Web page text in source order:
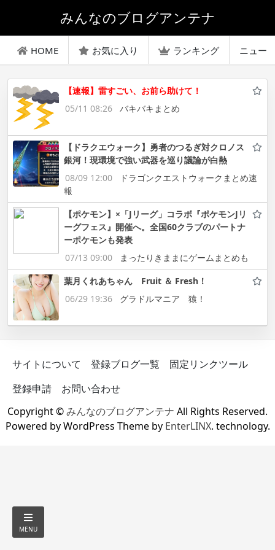
みんなのブログアンテナ
HOME お気に入り ランキング ニュー
【速報】雷すごい、お前ら助けて！
05/11 08:26
バキバキまとめ
【ドラクエウォーク】勇者のつるぎ対クロノス
銀河！現環境で強い武器を巡り議論が白熱
08/09 12:00
ドラゴンクエストウォークまとめ速
報
【ポケモン】×「Jリーグ」コラボ『ポケモンJリ
ーグフェス』開催へ。全国60クラブのパートナ
ーポケモンも発表
07/13 09:00
まったりきままにゲームまとめも
葉月くれあちゃん Fruit ＆ Fresh！
06/29 19:36
グラドルマニア 猿！
サイトについて 登録ブログ一覧
固定リンクツール
登録申請
お問い合わせ
Copyright ©みんなのブログアンテナ All Rights Reserved.
Powered by WordPress Theme by EnterLINX. technology.
MENU